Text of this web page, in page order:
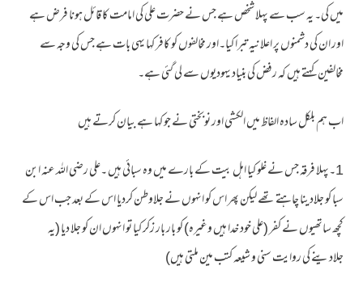
میں کی۔ یہ سب سے پہلا شخص ہے جس نے حضرت علی کی امامت کا قائل ہونا فرض ہے
اور ان کی دشمنوں پر اعلانیہ تبرا کیا۔اور مخالفوں کو کافر کہا یہی بات ہے جس کی وجہ سے
مخالفین کہتے ہیں کہ رفض کی بنیاد یہودیوں سے لی گئی ہے۔
اب ہم بلکل سادہ الفاظ میں الکشی اور نوبختی نے جو کہا ہے بیان کرتے ہیں
1۔پہلا فرقہ جس نے غلو کیا اہل بیت کے بارے میں وہ سبائی ہیں ۔علی رضی اللہ عنہ ابن
سبا کو جلادینا چاہتے تھے لیکن پھر اس کو انہوں نے جلاوطن کردیا اس کے بعد جب اس کے
کچھ ساتھیوں نے کفر (علی خود خدا ہیں وغیرہ) کو بار بار زکر کیا تو انہوں ان کو جلا دیا (یہ
جلادینے کی روایت سنی و شیعہ کتب مین ملتی ہیں)